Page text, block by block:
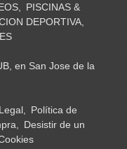
PISCINAS &
DEPORTIVA
en San Jose de la
Política de
Desistir de un